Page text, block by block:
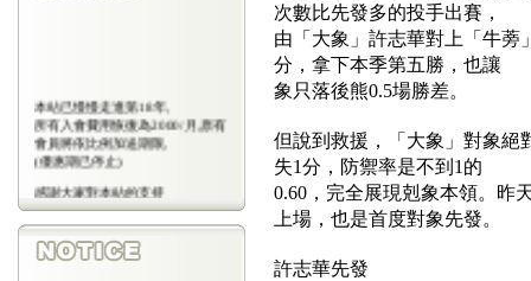
本站已慢慢走進第18年,
所有入會費用恢復為2000/月,原有
會員將依比例加送期限,
(優惠期已停止)
感謝大家對本站的支持
(包年優惠期已停止)
次數比先發多的投手出賽，
由「大象」許志華對上「牛蒡
分，拿下本季第五勝，也讓
象只落後熊0.5場勝差。
但說到救援，「大象」對象絕
失1分，防禦率是不到1的
0.60，完全展現剋象本領。昨
上場，也是首度對象先發。
許志華先發